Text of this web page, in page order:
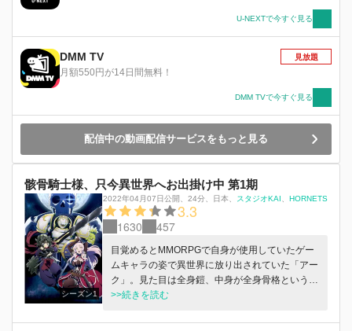
異世界ライフを希望――のはずが 与えられたス
キル『錬金術』は、聖剣から空飛ぶ船まで何でも
作れる超最強スキルだった……！ ひょんなこと
から手にしたチートスキルで、商売ではボロ儲
け、バトルでは無双状態に！？ 「第10回アルフ
ァポリスファンタジー小説大賞」読者賞受賞、
シリーズ累計発行部数120万部突破、コミカライ
ズも絶好調の大人気作が、待望のアニメ化！ 望
んでいないのに最強になってしまった錬金術師
の、ほのぼの（？）異世界冒険譚が幕を開け
U-NEXTで今すぐ見る
DMM TV
月額550円が14日間無料！
見放題
DMM TVで今すぐ見る
配信中の動画配信サービスをもっと見る
骸骨騎士様、只今異世界へお出掛け中 第1期
シーズン1
2022年04月07日公開 24分 日本 スタジオKAI HORNETS
3.3
1630 457
目覚めるとMMORPGで自身が使用していたゲー
ムキャラの姿で異世界に放り出されていた「アー
ク」。見た目は全身鎧、中身が全身骨格という骸
骨騎士の姿をした彼は、正体がバレればモンスタ
決意をするアークだが…。
>>続きを読む